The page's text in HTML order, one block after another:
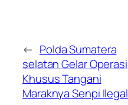
← Polda Sumatera
selatan Gelar Operasi
Khusus Tangani
Maraknya Senpi Ilegal